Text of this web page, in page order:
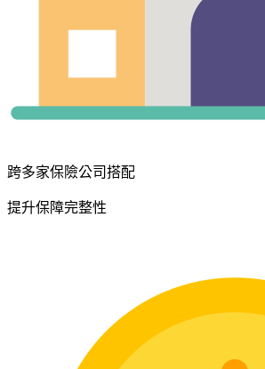
跨多家保險公司搭配
提升保障完整性